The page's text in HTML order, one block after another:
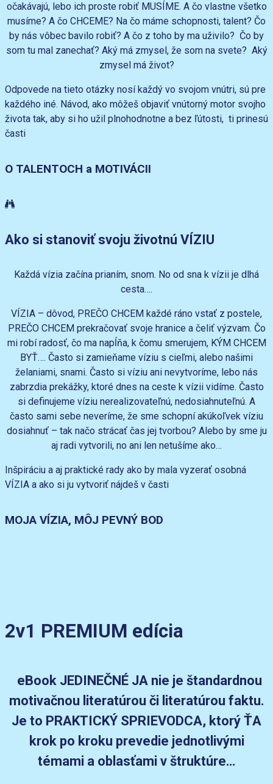
očakávajú, lebo ich proste robiť MUSÍME. A čo vlastne všetko
musíme? A čo CHCEME? Na čo máme schopnosti, talent? Čo
by nás vôbec bavilo robiť? A čo z toho by ma uživilo? Čo by
som tu mal zanechať? Aký má zmysel, že som na svete? Aký
zmysel má život?
Odpovede na tieto otázky nosí každý vo svojom vnútri, sú pre
každého iné. Návod, ako môžeš objaviť vnútorný motor svojho
života tak, aby si ho užil plnohodnotne a bez ľútosti, ti prinesú
časti
O TALENTOCH a MOTIVÁCII
Ako si stanoviť svoju životnú VÍZIU
Každá vízia začína prianím, snom. No od sna k vízii je dlhá
cesta….
VÍZIA – dôvod, PREČO CHCEM každé ráno vstať z postele,
PREČO CHCEM prekračovať svoje hranice a čeliť výzvam. Čo
mi robí radosť, čo ma napĺňa, k čomu smerujem, KÝM CHCEM
BYŤ…. Často si zamieňame víziu s cieľmi, alebo našimi
želaniami, snami. Často si víziu ani nevytvoríme, lebo nás
zabrzdia prekážky, ktoré dnes na ceste k vízii vidíme. Často
si definujeme víziu nerealizovateľnú, nedosiahnuteľnú. A
často sami sebe neveríme, že sme schopní akúkoľvek víziu
dosiahnuť – tak načo strácať čas jej tvorbou? Alebo by sme ju
aj radi vytvorili, no ani len netušíme ako…
Inšpiráciu a aj praktické rady ako by mala vyzerať osobná
VÍZIA a ako si ju vytvoriť nájdeš v časti
MOJA VÍZIA, MÔJ PEVNÝ BOD
2v1 PREMIUM edícia
eBook JEDINEČNÉ JA nie je štandardnou
motivačnou literatúrou či literatúrou faktu.
Je to PRAKTICKÝ SPRIEVODCA, ktorý ŤA
krok po kroku prevedie jednotlivými
témami a oblasťami v štruktúre…